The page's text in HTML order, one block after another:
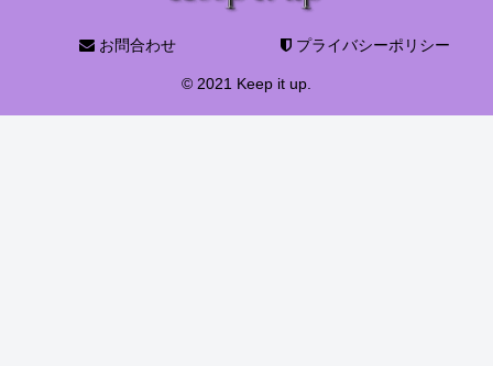
お問合わせ プライバシーポリシー
© 2021 Keep it up.